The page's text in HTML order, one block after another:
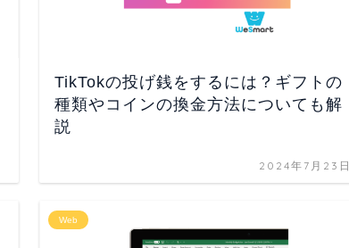
TikTokの投げ銭をするには？ギフトの
種類やコインの換金方法についても解
説
2024年7月23日
Web